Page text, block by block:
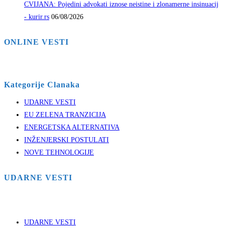
CVIJANA: Pojedini advokati iznose neistine i zlonamerne insinuacij
- kurir.rs 06/08/2026
ONLINE VESTI
Kategorije Clanaka
UDARNE VESTI
EU ZELENA TRANZICIJA
ENERGETSKA ALTERNATIVA
INŽENJERSKI POSTULATI
NOVE TEHNOLOGIJE
UDARNE VESTI
UDARNE VESTI